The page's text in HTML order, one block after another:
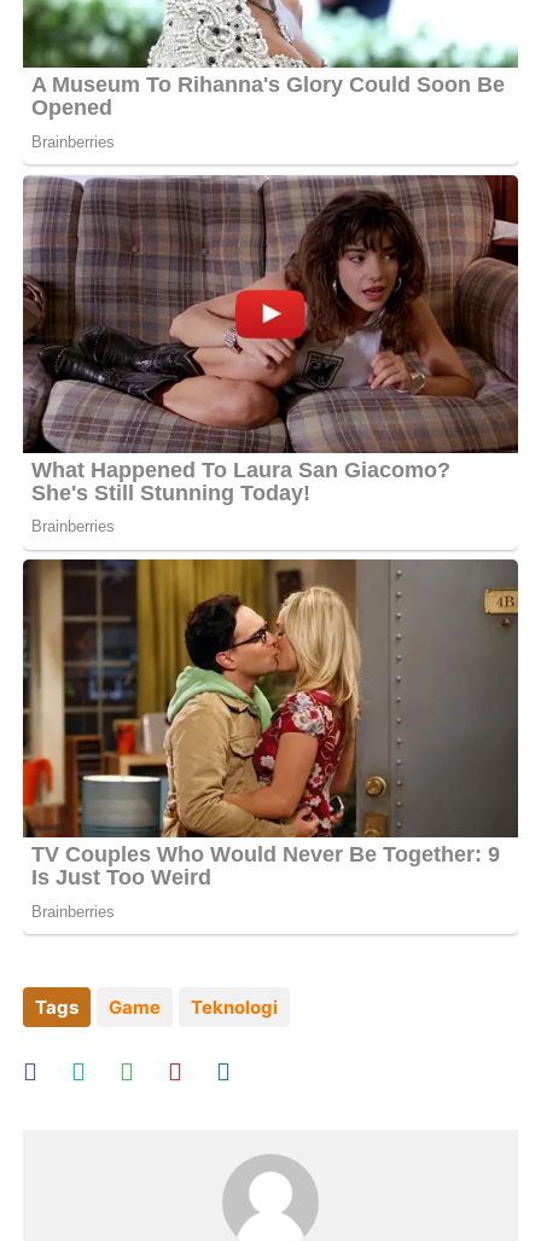
Tags Game Teknologi